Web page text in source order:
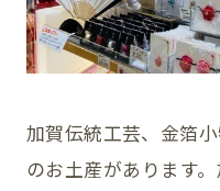
館内サービス
スタッフ募集
加賀伝統工芸、金箔
のお土産があります